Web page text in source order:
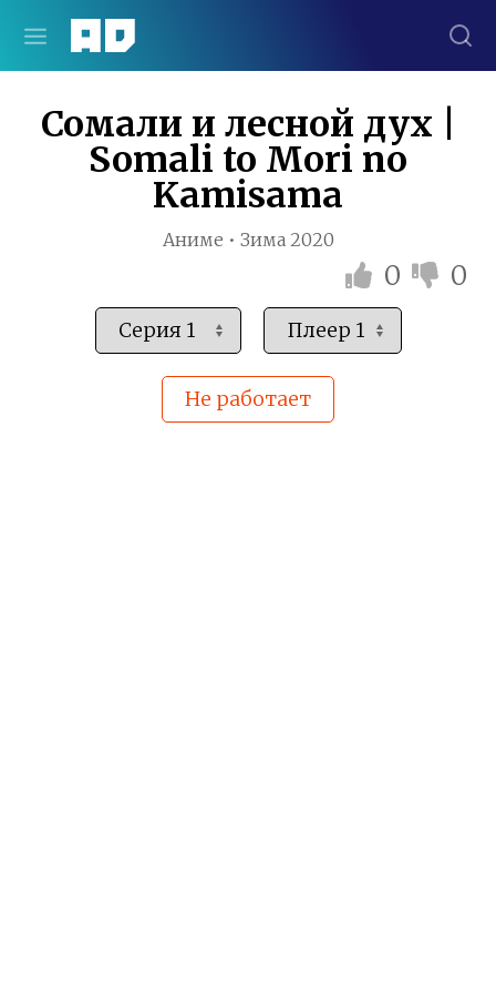
Сомали и лесной дух |
Somali to Mori no
Kamisama
Аниме • Зима 2020
0 0
Не работает